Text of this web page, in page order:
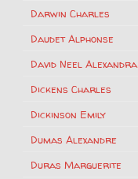
Darwin Charles
Daudet Alphonse
David Neel Alexandra
Dickens Charles
Dickinson Emily
Dumas Alexandre
Duras Marguerite